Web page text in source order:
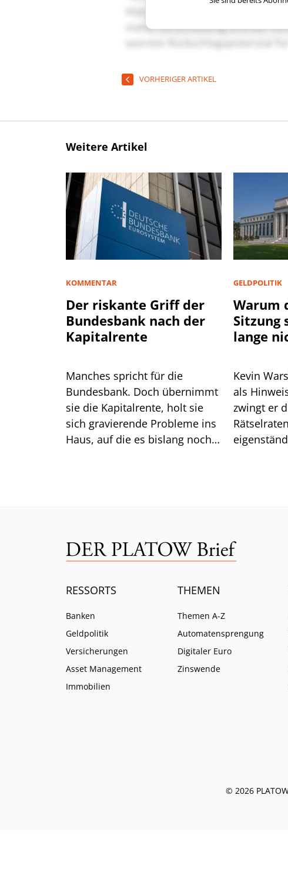
VORHERIGER ARTIKEL
Weitere Artikel
KOMMENTAR
Der riskante Griff der
Bundesbank nach der
Kapitalrente
Manches spricht für die
Bundesbank. Doch übernimmt
sie die Kapitalrente, holt sie
sich gravierende Probleme ins
Haus, auf die es bislang noch
GELDPOLITIK
Warum
Sitzung
lange
Kevin
als
zwingt er die Wall
RESSORTS
Banken
Geldpolitik
Versicherungen
Asset Management
Immobilien
THEMEN
Themen A-Z
Automatensprengung
Digitaler Euro
Zinswende
© 2026